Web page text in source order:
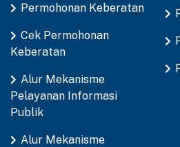
Permohonan Keberatan
Cek Permohonan
Keberatan
Alur Mekanisme
Pelayanan Informasi
Publik
Alur Mekanisme